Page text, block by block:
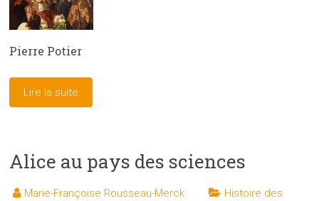
Pierre Potier
Lire la suite
Alice au pays des sciences
Marie-Françoise Rousseau-Merck
Histoire des